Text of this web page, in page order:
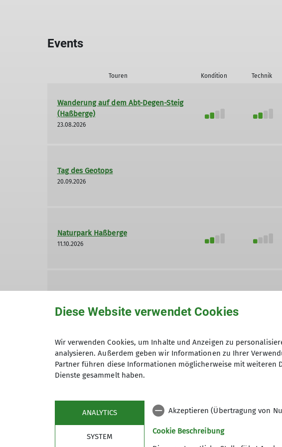
Events
Touren Kondition Technik
Wanderung auf dem Abt-Degen-Steig
(Haßberge)
23.08.2026
Tag des Geotops
20.09.2026
Naturpark Haßberge
11.10.2026
08.11.2026
Eierpunschwanderung
30.12.2026
Diese Website verwendet Cookies
Wir verwenden Cookies, um Inhalte und Anzeigen zu
analysieren. Außerdem geben wir Informationen zu Ihrer
Partner führen diese Informationen möglicherweise mit weiteren
Dienste gesammelt haben.
ANALYTICS
SYSTEM
Akzeptieren (Übertragung von
Cookie Beschreibung